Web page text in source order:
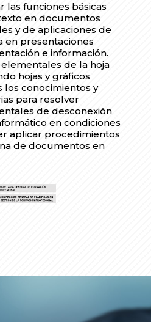
las funciones básicas
en documentos
y de aplicaciones de
en presentaciones
e información.
de la hoja
hojas y gráficos
los conocimientos y
para resolver
de desconexión
en condiciones
aplicar procedimientos
de documentos en